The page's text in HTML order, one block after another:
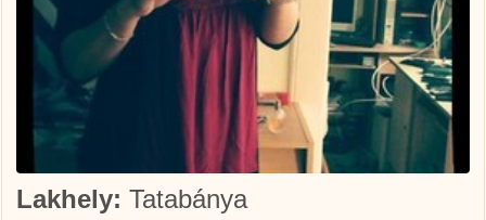
Lakhely: Tatabánya